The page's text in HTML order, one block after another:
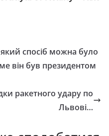
спосіб можна було
він був президентом
ракетного удару по
Львові…